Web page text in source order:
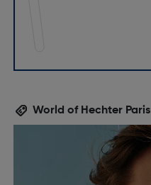
World of Hechter Paris